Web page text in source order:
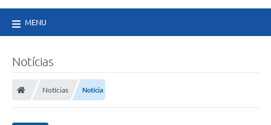
MENU
Notícias
Notícias Notícia